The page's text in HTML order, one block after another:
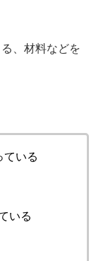
、材料などを
ている
いる